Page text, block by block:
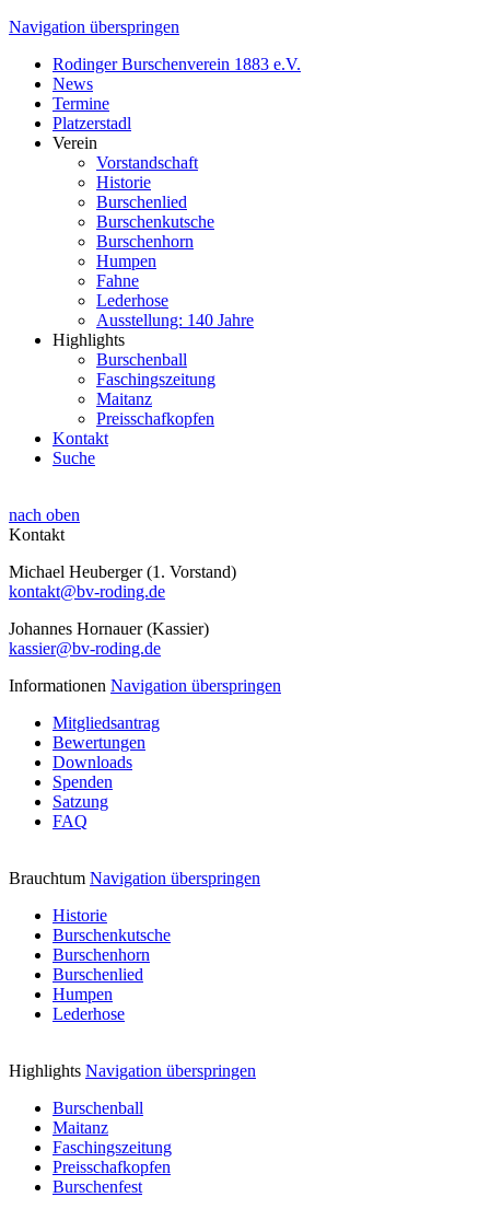
Navigation überspringen
Rodinger Burschenverein 1883 e.V.
News
Termine
Platzerstadl
Verein
Vorstandschaft
Historie
Burschenlied
Burschenkutsche
Burschenhorn
Humpen
Fahne
Lederhose
Ausstellung: 140 Jahre
Highlights
Burschenball
Faschingszeitung
Maitanz
Preisschafkopfen
Kontakt
Suche
nach oben
Kontakt
Michael Heuberger (1. Vorstand)
kontakt@bv-roding.de
Johannes Hornauer (Kassier)
kassier@bv-roding.de
Informationen Navigation überspringen
Mitgliedsantrag
Bewertungen
Downloads
Spenden
Satzung
FAQ
Brauchtum Navigation überspringen
Historie
Burschenkutsche
Burschenhorn
Burschenlied
Humpen
Lederhose
Highlights Navigation überspringen
Burschenball
Maitanz
Faschingszeitung
Preisschafkopfen
Burschenfest